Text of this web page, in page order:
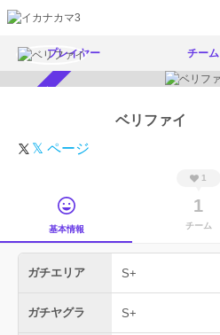
プレイヤー チーム
ベリファイ
𝕏 ページ
基本情報
1
1
チーム
ガチエリア S+
ガチヤグラ S+